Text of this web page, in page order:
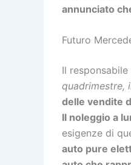
annunciato
Futuro
Il
quadrimestre,
delle vendite
Il noleggio a
esigenze di
auto pure